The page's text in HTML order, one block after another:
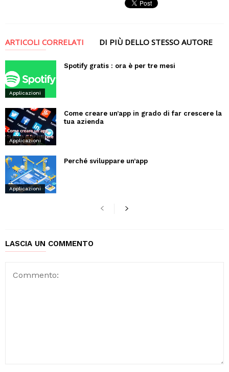
ARTICOLI CORRELATI DI PIÙ DELLO STESSO AUTORE
Applicazioni
Spotify gratis : ora è per tre mesi
Applicazioni
Come creare un’app in grado di far crescere la
tua azienda
Applicazioni
Perché sviluppare un’app
LASCIA UN COMMENTO